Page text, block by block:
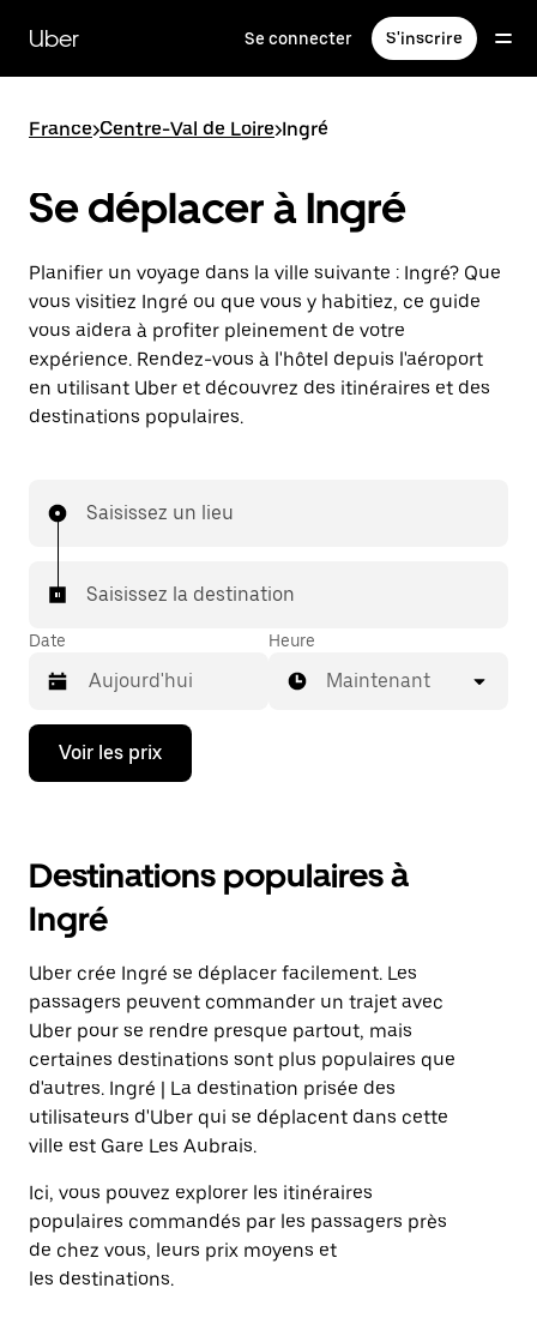
contenu
principal
Uber Se connecter S'inscrire
France>Centre-Val de Loire>Ingré
Se déplacer à Ingré
Planifier un voyage dans la ville suivante : Ingré? Que
vous visitiez Ingré ou que vous y habitiez, ce guide
vous aidera à profiter pleinement de votre
expérience. Rendez-vous à l'hôtel depuis l'aéroport
en utilisant Uber et découvrez des itinéraires et des
destinations populaires.
Saisissez un lieu
Saisissez la destination
Date
Appuyez
la
bas
pour
ouvrir
le
et
sélectionner
une
date.
Appuyez
sur
la
touche
Échap
fermer
le
calendrier.
Heure
Maintenant
Voir les prix
Destinations populaires à
Ingré
Uber crée Ingré se déplacer facilement. Les
passagers peuvent commander un trajet avec
Uber pour se rendre presque partout, mais
certaines destinations sont plus populaires que
d'autres. Ingré | La destination prisée des
utilisateurs d'Uber qui se déplacent dans cette
ville est Gare Les Aubrais.
Ici, vous pouvez explorer les itinéraires
populaires commandés par les passagers près
de chez vous, leurs prix moyens et
les destinations.